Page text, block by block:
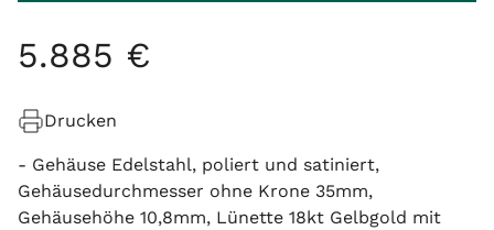
5.885 €
Drucken
- Gehäuse Edelstahl, poliert und satiniert,
Gehäusedurchmesser ohne Krone 35mm,
Gehäusehöhe 10,8mm, Lünette 18kt Gelbgold mit